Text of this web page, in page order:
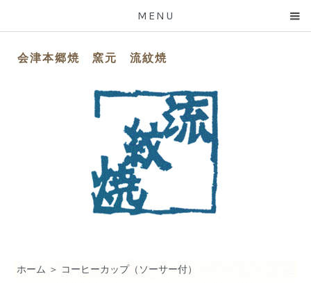
MENU
会津本郷焼 窯元 流紋焼
ホーム ＞ コーヒーカップ（ソーサー付）